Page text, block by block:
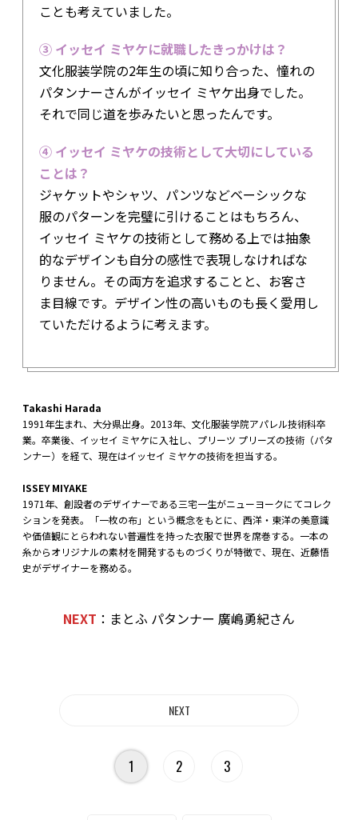
ことも考えていました。
③ イッセイ ミヤケに就職したきっかけは？
文化服装学院の2年生の頃に知り合った、憧れの
パタンナーさんがイッセイ ミヤケ出身でした。
それで同じ道を歩みたいと思ったんです。
④ イッセイ ミヤケの技術として大切にしている
ことは？
ジャケットやシャツ、パンツなどベーシックな
服のパターンを完璧に引けることはもちろん、
イッセイ ミヤケの技術として務める上では抽象
的なデザインも自分の感性で表現しなければな
りません。その両方を追求することと、お客さ
ま目線です。デザイン性の高いものも長く愛用し
ていただけるように考えます。
Takashi Harada
1991年生まれ、大分県出身。2013年、文化服装学院アパレル技術科卒
業。卒業後、イッセイ ミヤケに入社し、プリーツ プリーズの技術（パタ
ンナー）を経て、現在はイッセイ ミヤケの技術を担当する。
ISSEY MIYAKE
1971年、創設者のデザイナーである三宅一生がニューヨークにてコレク
ションを発表。「一枚の布」という概念をもとに、西洋・東洋の美意識
や価値観にとらわれない普遍性を持った衣服で世界を席巻する。一本の
糸からオリジナルの素材を開発するものづくりが特徴で、現在、近藤悟
史がデザイナーを務める。
NEXT ：まとふ パタンナー 廣嶋勇紀さん
1 2 3